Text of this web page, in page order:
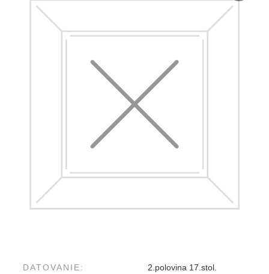
DATOVANIE: 2.polovina 17.stol.